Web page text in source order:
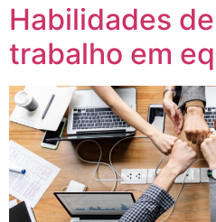
Habilidades
trabalho em